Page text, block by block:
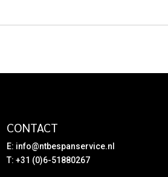
CONTACT
E: info@ntbespanservice.nl
T: +31 (0)6-51880267